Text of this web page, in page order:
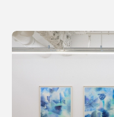
FAQ
利用規約